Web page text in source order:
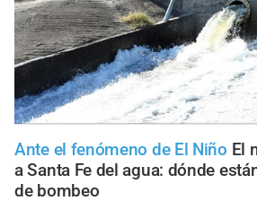
Ante el fenómeno de El Niño El
a Santa Fe del agua: dónde
de bombeo